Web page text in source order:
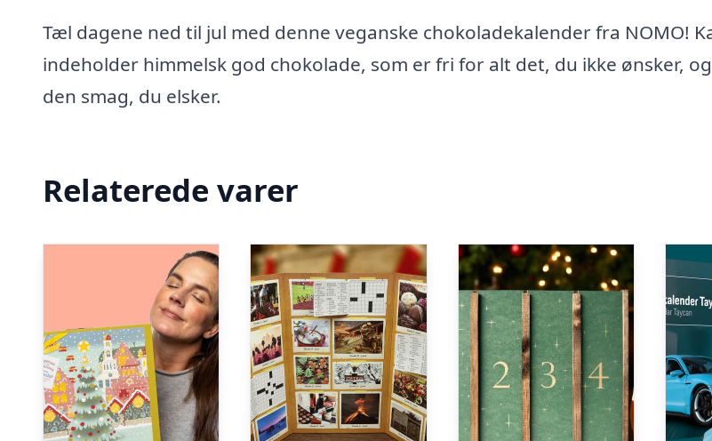
Tæl dagene ned til jul med denne veganske chokoladekalender fra NOMO!
indeholder himmelsk god chokolade, som er fri for alt det, du ikke ønsker,
den smag, du elsker.
Relaterede varer